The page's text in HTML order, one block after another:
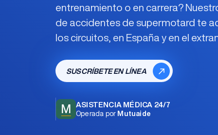
entrenamiento o en carrera?
de accidentes de supermotard te
los circuitos, en España y en el
SUSCRÍBETE EN LÍNEA
M ASISTENCIA MÉDICA 24/7
Operada por Mutuaide